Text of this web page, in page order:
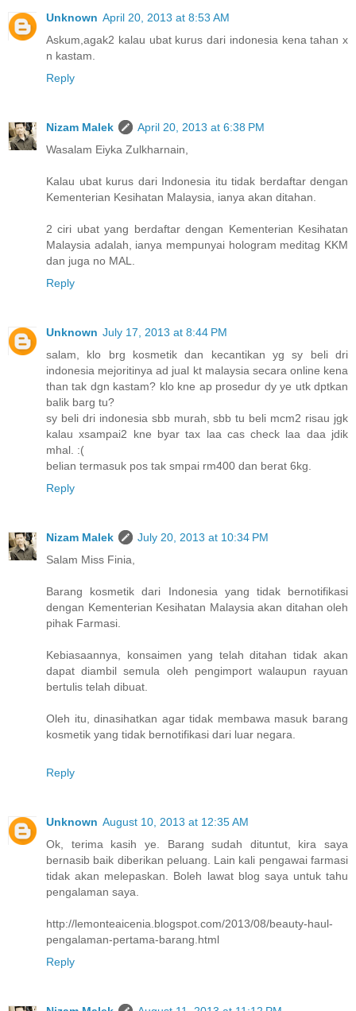
Unknown April 20, 2013 at 8:53 AM
Askum,agak2 kalau ubat kurus dari indonesia kena tahan x
n kastam.
Reply
Nizam Malek
April 20, 2013 at 6:38 PM
Wasalam Eiyka Zulkharnain,
Kalau ubat kurus dari Indonesia itu tidak berdaftar dengan
Kementerian Kesihatan Malaysia, ianya akan ditahan.
2 ciri ubat yang berdaftar dengan Kementerian Kesihatan
Malaysia adalah, ianya mempunyai hologram meditag KKM
dan juga no MAL.
Reply
Unknown July 17, 2013 at 8:44 PM
salam, klo brg kosmetik dan kecantikan yg sy beli dri
indonesia mejoritinya ad jual kt malaysia secara online kena
than tak dgn kastam? klo kne ap prosedur dy ye utk dptkan
balik barg tu?
sy beli dri indonesia sbb murah, sbb tu beli mcm2 risau jgk
kalau xsampai2 kne byar tax laa cas check laa daa jdik
mhal. :(
belian termasuk pos tak smpai rm400 dan berat 6kg.
Reply
Nizam Malek
July 20, 2013 at 10:34 PM
Salam Miss Finia,
Barang kosmetik dari Indonesia yang tidak bernotifikasi
dengan Kementerian Kesihatan Malaysia akan ditahan oleh
pihak Farmasi.
Kebiasaannya, konsaimen yang telah ditahan tidak akan
dapat diambil semula oleh pengimport walaupun rayuan
bertulis telah dibuat.
Oleh itu, dinasihatkan agar tidak membawa masuk barang
kosmetik yang tidak bernotifikasi dari luar negara.
Reply
Unknown August 10, 2013 at 12:35 AM
Ok, terima kasih ye. Barang sudah dituntut, kira saya
bernasib baik diberikan peluang. Lain kali pengawai farmasi
tidak akan melepaskan. Boleh lawat blog saya untuk tahu
pengalaman saya.
http://lemonteaicenia.blogspot.com/2013/08/beauty-haul-
pengalaman-pertama-barang.html
Reply